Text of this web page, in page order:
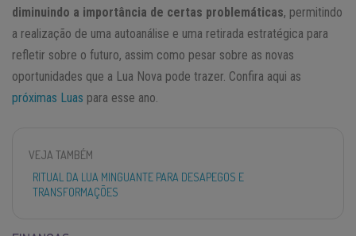
diminuindo a importância de certas problemáticas, permitindo
a realização de uma autoanálise e uma retirada estratégica para
refletir sobre o futuro, assim como pesar sobre as novas
oportunidades que a Lua Nova pode trazer. Confira aqui as
próximas Luas para esse ano.
VEJA TAMBÉM
RITUAL DA LUA MINGUANTE PARA DESAPEGOS E
TRANSFORMAÇÕES